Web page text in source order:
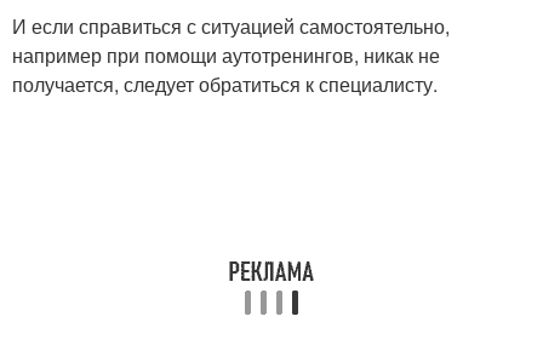
И если справиться с ситуацией самостоятельно,
например при помощи аутотренингов, никак не
получается, следует обратиться к специалисту.